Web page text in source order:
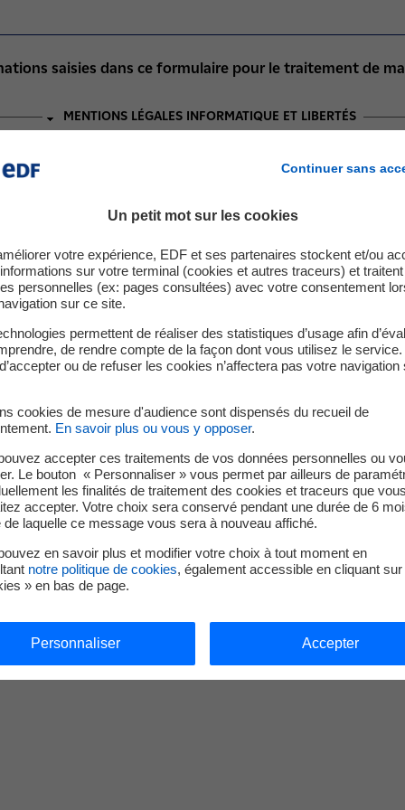
saisies dans ce formulaire pour le traitement de
MENTIONS LÉGALES INFORMATIQUE ET LIBERTÉS
dit Règlement général pour la protection des données
et aux libertés, les données à caractère personnel
à la Protection des données (DPO) d’EDF. Elles sont
site EDF peuvent l’être pour différentes finalités, selon les
avec votre consentement dans ce formulaire seront
5 ans à compter de la clôture de votre contrat. Les
d'un droit d’opposition, d'accès, de rectification, de
être exercés en remplissant le formulaire
mes droits
à la protection des données d'EDF par :
- Tour EDF - 20 place de la Défense - 92050 Paris La
Nationale Informatique et Libertés (CNIL). Pour plus
les
Continuer sans
Un petit mot sur les cookies
votre expérience, EDF et ses partenaires stockent et/ou
sur votre terminal (cookies et autres traceurs) et
personnelles (ex: pages consultées) avec votre consentement
sur ce site.
permettent de réaliser des statistiques d’usage afin
de rendre compte de la façon dont vous utilisez le service.
ou de refuser les cookies n’affectera pas votre navigation
cookies de mesure d'audience sont dispensés du recueil de
En savoir plus ou vous y opposer.
accepter ces traitements de vos données personnelles ou
Le bouton « Personnaliser » vous permet par ailleurs de
les finalités de traitement des cookies et traceurs que vous
accepter. Votre choix sera conservé pendant une durée de 6
de laquelle ce message vous sera à nouveau affiché.
en savoir plus et modifier votre choix à tout moment en
notre politique de cookies, également accessible en cliquant sur
» en bas de page.
Personnaliser Accepter